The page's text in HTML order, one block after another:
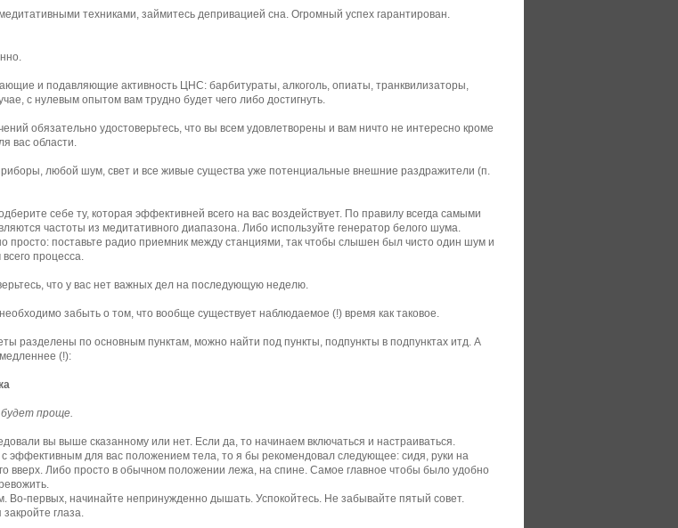
техниками, займитесь депривацией сна. Огромный успех гарантирован.
и подавляющие активность ЦНС: барбитураты, алкоголь, опиаты, транквилизаторы,
с нулевым опытом вам трудно будет чего либо достигнуть.
обязательно удостоверьтесь, что вы всем удовлетворены и вам ничто не интересно кроме
вас области.
любой шум, свет и все живые существа уже потенциальные внешние раздражители (п.
себе ту, которая эффективней всего на вас воздействует. По правилу всегда самыми
частоты из медитативного диапазона. Либо используйте генератор белого шума.
просто: поставьте радио приемник между станциями, так чтобы слышен был чисто один шум и
процесса.
что у вас нет важных дел на последующую неделю.
забыть о том, что вообще существует наблюдаемое (!) время как таковое.
разделены по основным пунктам, можно найти под пункты, подпункты в подпунктах итд. А
(!):
будет проще.
вы выше сказанному или нет. Если да, то начинаем включаться и настраиваться.
эффективным для вас положением тела, то я бы рекомендовал следующее: сидя, руки на
вверх. Либо просто в обычном положении лежа, на спине. Самое главное чтобы было удобно
Во-первых, начинайте непринужденно дышать. Успокойтесь. Не забывайте пятый совет.
глаза.